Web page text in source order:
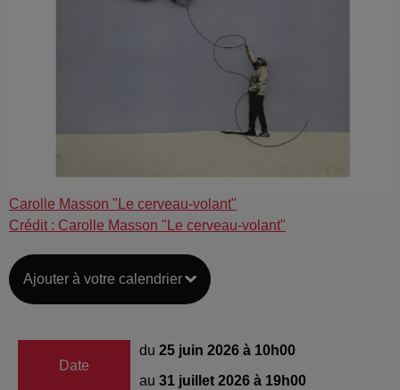
Carolle Masson "Le cerveau-volant"
Crédit : Carolle Masson "Le cerveau-volant"
Ajouter à votre calendrier
Date
du 25 juin 2026 à 10h00
au 31 juillet 2026 à 19h00